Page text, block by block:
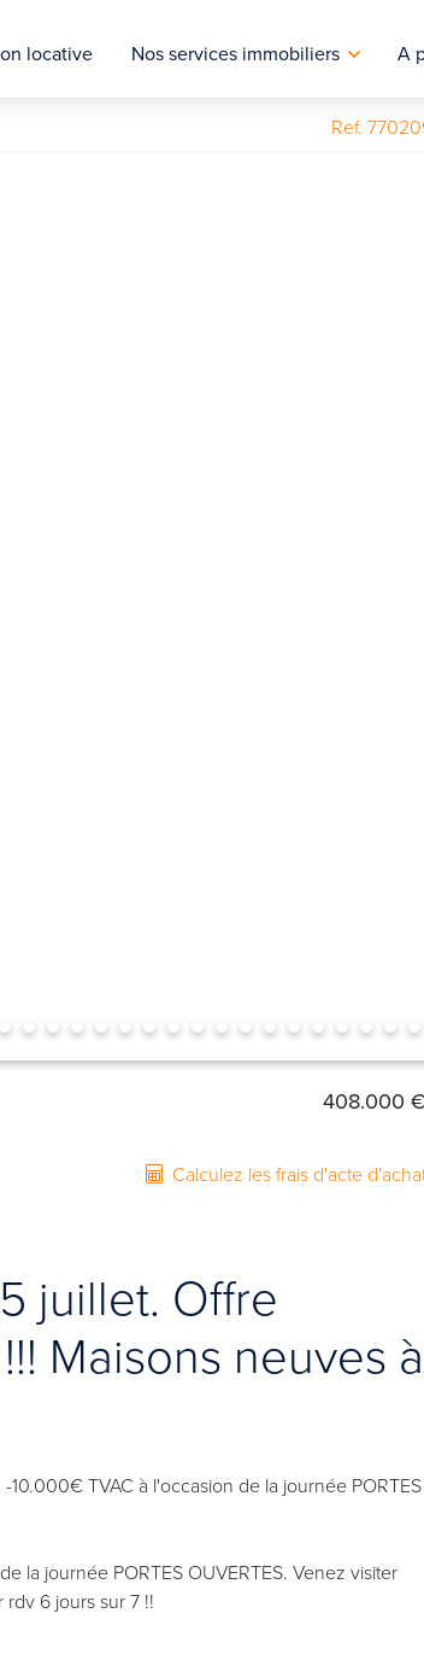
locative Nos services immobiliers A
Ref.
408.000 €
Calculez les frais d'acte
juillet. Offre
Maisons neuves à
10.000€ TVAC à l'occasion de la journée PORTES
la journée PORTES OUVERTES. Venez visiter
6 jours sur 7 !!